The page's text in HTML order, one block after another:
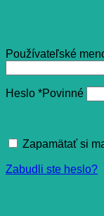
Používateľské
Heslo *Povinné
Zapamätať si
Zabudli ste heslo?